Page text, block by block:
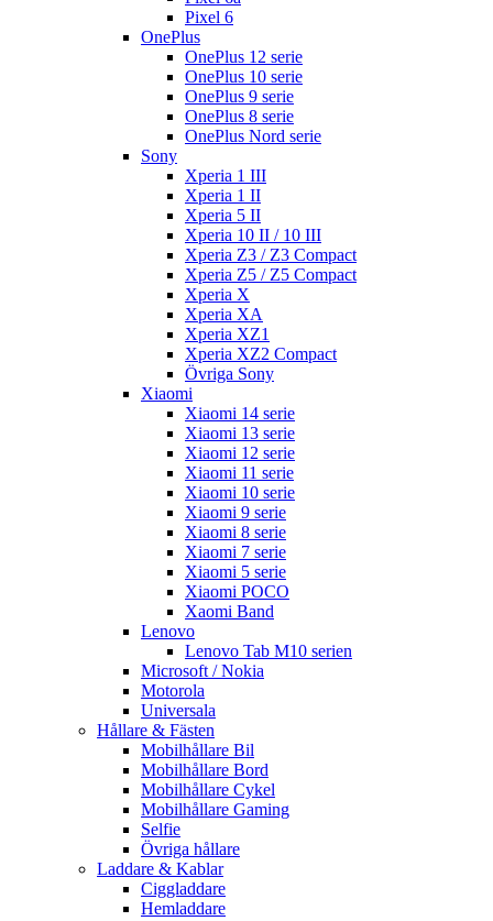
Pixel 6
OnePlus
OnePlus 12 serie
OnePlus 10 serie
OnePlus 9 serie
OnePlus 8 serie
OnePlus Nord serie
Sony
Xperia 1 III
Xperia 1 II
Xperia 5 II
Xperia 10 II / 10 III
Xperia Z3 / Z3 Compact
Xperia Z5 / Z5 Compact
Xperia X
Xperia XA
Xperia XZ1
Xperia XZ2 Compact
Övriga Sony
Xiaomi
Xiaomi 14 serie
Xiaomi 13 serie
Xiaomi 12 serie
Xiaomi 11 serie
Xiaomi 10 serie
Xiaomi 9 serie
Xiaomi 8 serie
Xiaomi 7 serie
Xiaomi 5 serie
Xiaomi POCO
Xaomi Band
Lenovo
Lenovo Tab M10 serien
Microsoft / Nokia
Motorola
Universala
Hållare & Fästen
Mobilhållare Bil
Mobilhållare Bord
Mobilhållare Cykel
Mobilhållare Gaming
Selfie
Övriga hållare
Laddare & Kablar
Ciggladdare
Hemladdare